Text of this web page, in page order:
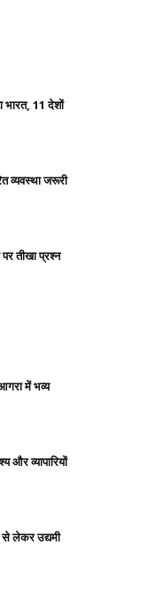
11 देशों
व्यवस्था जरूरी
तीखा प्रश्न
में भव्य
और व्यापारियों
से लेकर उद्यमी